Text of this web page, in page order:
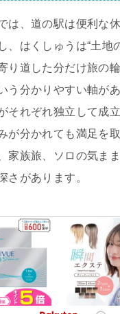
は、道の駅は便利な
、はくしゅうは“土地
り道した分だけ旅の
う分かりやすい軸が
それぞれ独立して成
が分かれても満足を
家族旅、ソロの気ま
さがあります。